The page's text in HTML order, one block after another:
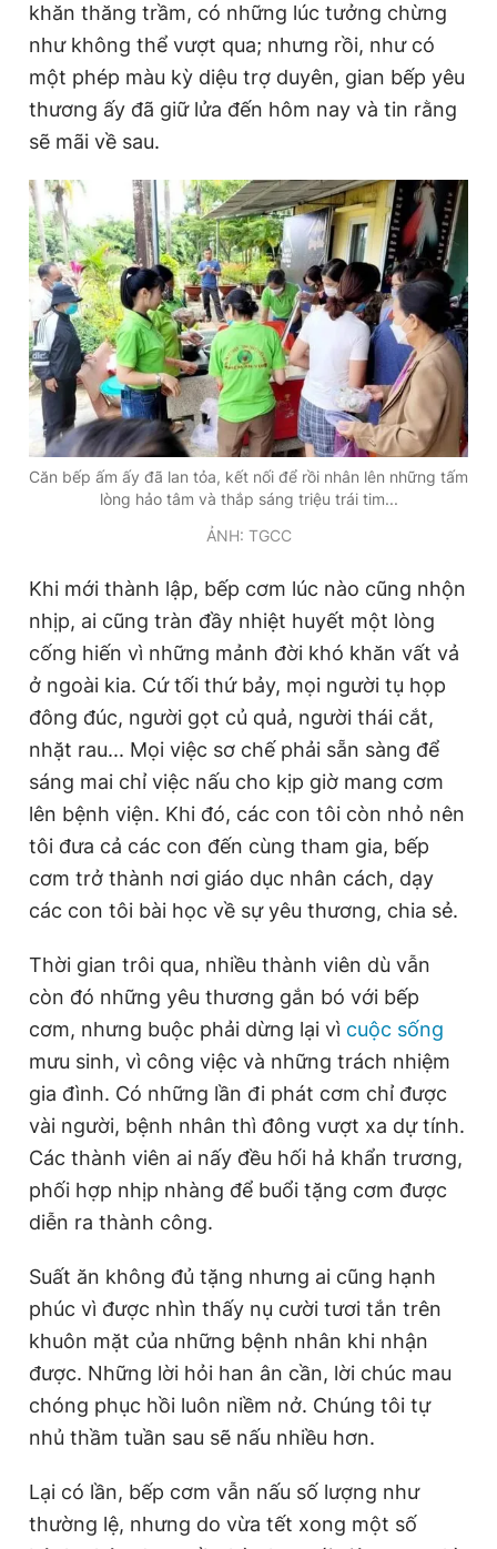
Đọc Thanh Niên trên điện thoại
Theo dõi báo trên
Hotline
0906 645 777
Liên hệ quảng cáo
0908 780 404
Đặt báo Quảng cáo RSS Tòa soạn Chính sách bảo
Tổng biên tập: Nguyễn Ngọc Toàn
Phó tổng biên tập thường trực: Hải Thành
Phó tổng biên tập: Lâm Hiếu Dũng
Tổng thư ký tòa soạn: Đức Trung
Giấy phép xuất bản số 110/GP - BTTTT cấp ngày 24.3.2020
© 2003-2026 Bản quyền thuộc về Báo Thanh Niên. Cấm sao
chép dưới mọi hình thức nếu không có sự chấp thuận bằng văn
bản. Phát triển bởi ePi Technologies, JSC.
khăn thăng trầm, có những lúc tưởng chừng
như không thể vượt qua; nhưng rồi, như có
một phép màu kỳ diệu trợ duyên, gian bếp yêu
thương ấy đã giữ lửa đến hôm nay và tin rằng
sẽ mãi về sau.
Căn bếp ấm ấy đã lan tỏa, kết nối để rồi nhân lên những tấm
lòng hảo tâm và thắp sáng triệu trái tim...
ẢNH: TGCC
Khi mới thành lập, bếp cơm lúc nào cũng nhộn
nhịp, ai cũng tràn đầy nhiệt huyết một lòng
cống hiến vì những mảnh đời khó khăn vất vả
ở ngoài kia. Cứ tối thứ bảy, mọi người tụ họp
đông đúc, người gọt củ quả, người thái cắt,
nhặt rau... Mọi việc sơ chế phải sẵn sàng để
sáng mai chỉ việc nấu cho kịp giờ mang cơm
lên bệnh viện. Khi đó, các con tôi còn nhỏ nên
tôi đưa cả các con đến cùng tham gia, bếp
cơm trở thành nơi giáo dục nhân cách, dạy
các con tôi bài học về sự yêu thương, chia sẻ.
Thời gian trôi qua, nhiều thành viên dù vẫn
còn đó những yêu thương gắn bó với bếp
cơm, nhưng buộc phải dừng lại vì cuộc sống
mưu sinh, vì công việc và những trách nhiệm
gia đình. Có những lần đi phát cơm chỉ được
vài người, bệnh nhân thì đông vượt xa dự tính.
Các thành viên ai nấy đều hối hả khẩn trương,
phối hợp nhịp nhàng để buổi tặng cơm được
diễn ra thành công.
Suất ăn không đủ tặng nhưng ai cũng hạnh
phúc vì được nhìn thấy nụ cười tươi tắn trên
khuôn mặt của những bệnh nhân khi nhận
được. Những lời hỏi han ân cần, lời chúc mau
chóng phục hồi luôn niềm nở. Chúng tôi tự
nhủ thầm tuần sau sẽ nấu nhiều hơn.
Lại có lần, bếp cơm vẫn nấu số lượng như
thường lệ, nhưng do vừa tết xong một số